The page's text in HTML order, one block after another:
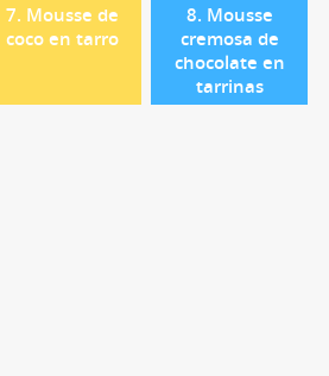
7. Mousse de
coco en tarro
8. Mousse
cremosa de
chocolate en
tarrinas